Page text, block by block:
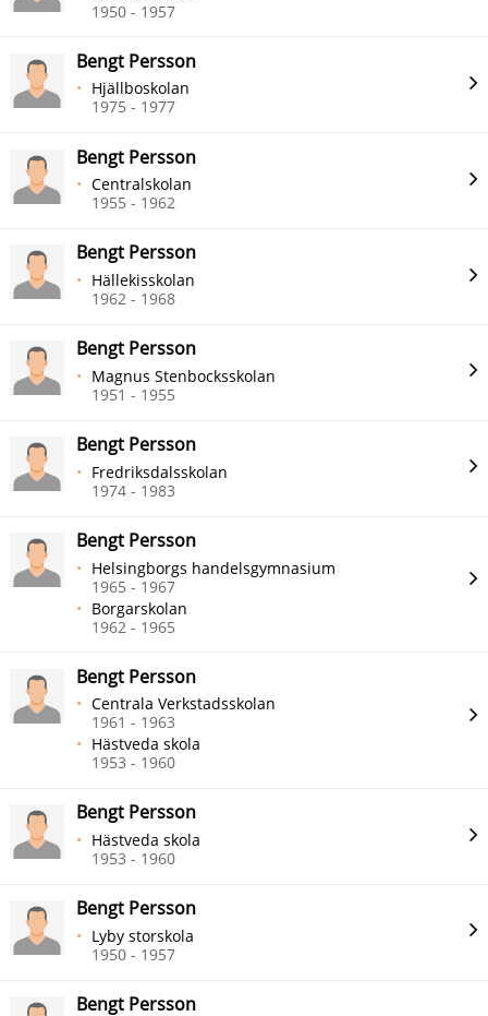
1950 - 1957
Bengt Persson
Hjällboskolan
1975 - 1977
Bengt Persson
Centralskolan
1955 - 1962
Bengt Persson
Hällekisskolan
1962 - 1968
Bengt Persson
Magnus Stenbocksskolan
1951 - 1955
Bengt Persson
Fredriksdalsskolan
1974 - 1983
Bengt Persson
Helsingborgs handelsgymnasium
1965 - 1967
Borgarskolan
1962 - 1965
Bengt Persson
Centrala Verkstadsskolan
1961 - 1963
Hästveda skola
1953 - 1960
Bengt Persson
Hästveda skola
1953 - 1960
Bengt Persson
Lyby storskola
1950 - 1957
Bengt Persson